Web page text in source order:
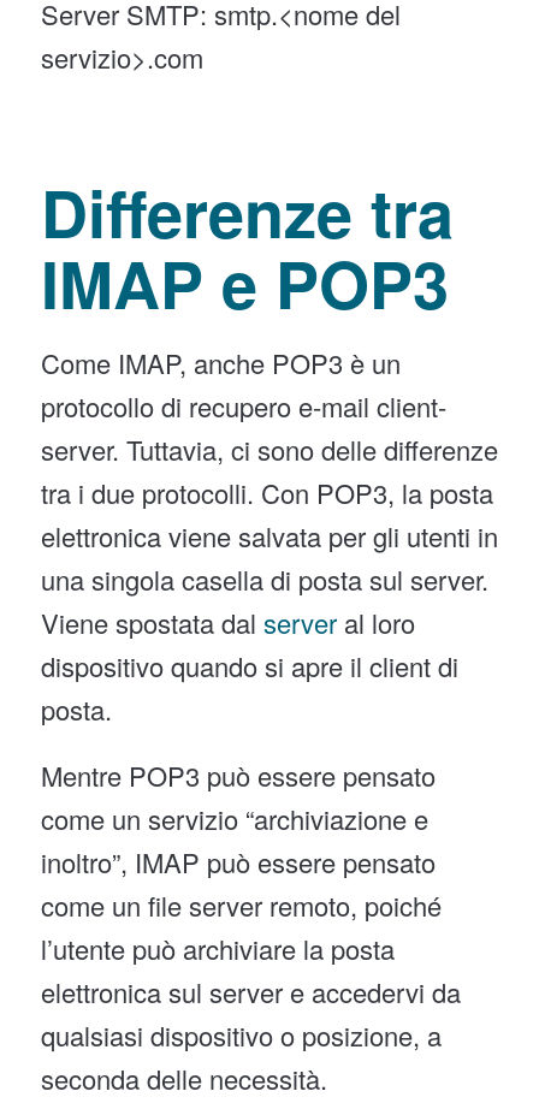
Server SMTP: smtp.<nome del
servizio>.com
Differenze tra
IMAP e POP3
Come IMAP, anche POP3 è un
protocollo di recupero e-mail client-
server. Tuttavia, ci sono delle differenze
tra i due protocolli. Con POP3, la posta
elettronica viene salvata per gli utenti in
una singola casella di posta sul server.
Viene spostata dal serveral loro
dispositivo quando si apre il client di
posta.
Mentre POP3 può essere pensato
come un servizio “archiviazione e
inoltro”, IMAP può essere pensato
come un file server remoto, poiché
l’utente può archiviare la posta
elettronica sul server e accedervi da
qualsiasi dispositivo o posizione, a
seconda delle necessità.